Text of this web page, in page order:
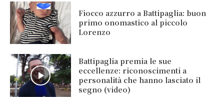
Fiocco azzurro a Battipaglia: buon
primo onomastico al piccolo
Lorenzo
Battipaglia premia le sue
eccellenze: riconoscimenti a
personalità che hanno lasciato il
segno (video)